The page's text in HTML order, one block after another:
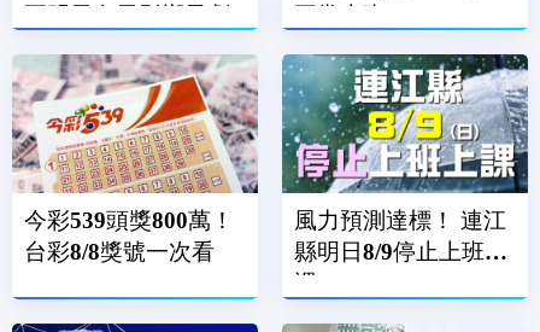
至明天白天影響最劇
正常上班
今彩539頭獎800萬！
台彩8/8獎號一次看
風力預測達標！ 連江
縣明日8/9停止上班上
課